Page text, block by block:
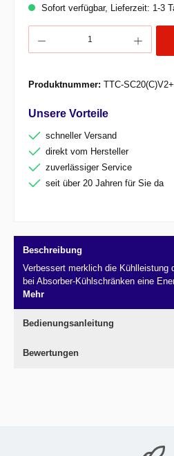
Sofort verfügbar, Lieferzeit: 1-3
Produktnummer: TTC-SC20(C)V2+
Unsere Vorteile
schneller Versand
direkt vom Hersteller
zuverlässiger Service
seit über 20 Jahren für Sie da
Beschreibung
Verbessert merklich die
bei Absorber-Kühlschränken eine
Mehr
Bedienungsanleitung
Bewertungen